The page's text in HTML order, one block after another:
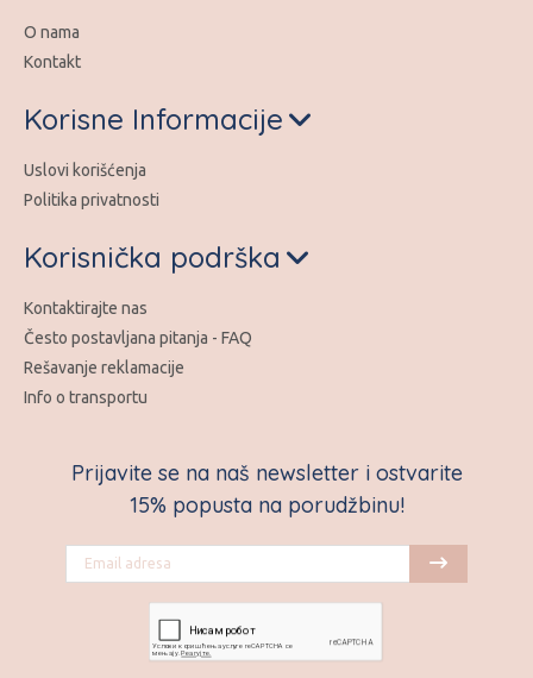
Prijavite se na naš newsletter i ostvarite
15% popusta na porudžbinu!
O nama
Kontakt
Korisne Informacije
Uslovi korišćenja
Politika privatnosti
Korisnička podrška
Kontaktirajte nas
Često postavljana pitanja - FAQ
Rešavanje reklamacije
Info o transportu